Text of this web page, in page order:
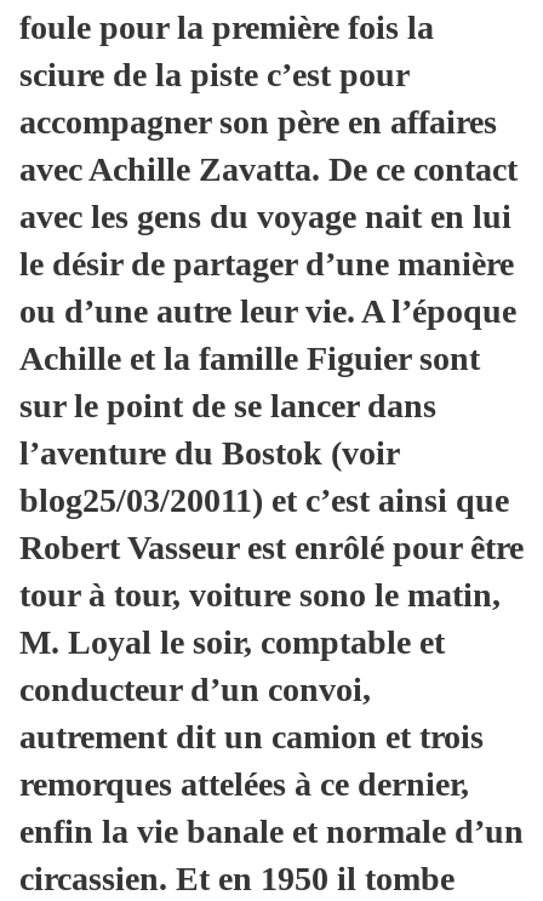
foule pour la première fois la
sciure de la piste c’est pour
accompagner son père en affaires
avec Achille Zavatta. De ce contact
avec les gens du voyage nait en lui
le désir de partager d’une manière
ou d’une autre leur vie. A l’époque
Achille et la famille Figuier sont
sur le point de se lancer dans
l’aventure du Bostok (voir
blog25/03/20011) et c’est ainsi que
Robert Vasseur est enrôlé pour être
tour à tour, voiture sono le matin,
M. Loyal le soir, comptable et
conducteur d’un convoi,
autrement dit un camion et trois
remorques attelées à ce dernier,
enfin la vie banale et normale d’un
circassien. Et en 1950 il tombe